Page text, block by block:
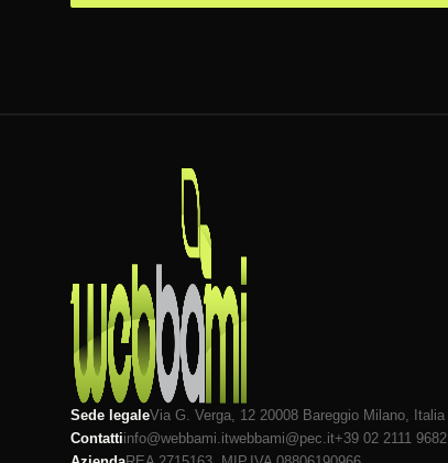
Sede legaleVia G. Verga, 12 20008 Bareggio Milano , Italia
Contattiinfo@webbami.itwebbami@pec.it+39 02 2111 9682